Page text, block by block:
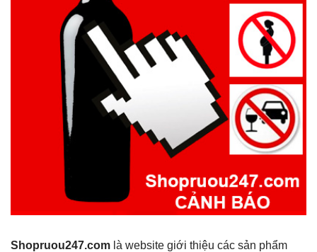
Shopruou247.com là website giới thiệu các sản phẩm